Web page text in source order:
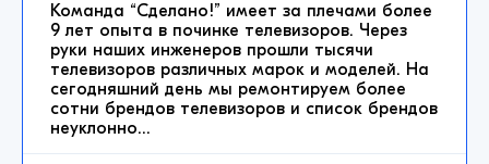
Команда “Сделано!” имеет за плечами более
9 лет опыта в починке телевизоров. Через
руки наших инженеров прошли тысячи
телевизоров различных марок и моделей. На
сегодняшний день мы ремонтируем более
сотни брендов телевизоров и список брендов
неуклонно…